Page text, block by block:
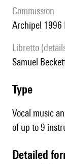
Commission
Archipel
Libretto
Samuel
type
Vocal music
of up to 9
detailed